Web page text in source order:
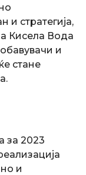
и стратегија,
Кисела Вода
и
стане
за 2023
и